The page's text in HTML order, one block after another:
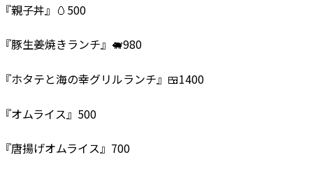
『親子丼』🥚500
『豚生姜焼きランチ』🐖980
『ホタテと海の幸グリルランチ』🍱1400
『オムライス』500
『唐揚げオムライス』700